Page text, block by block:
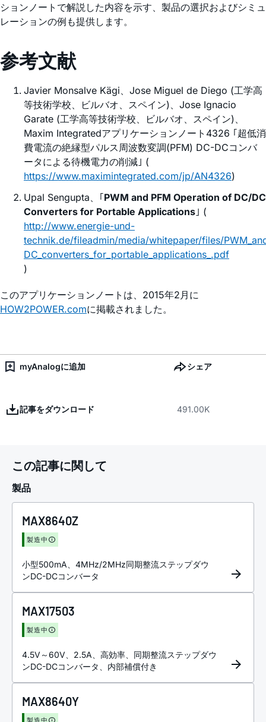
ションノートで解説した内容を示す、製品の選択およびシミュ
レーションの例も提供します。
参考文献
Javier Monsalve Kägi、Jose Miguel de Diego (工学高
等技術学校、ビルバオ、スペイン)、Jose Ignacio
Garate (工学高等技術学校、ビルバオ、スペイン)、
Maxim Integratedアプリケーションノート4326 ｢超低消
費電流の絶縁型パルス周波数変調(PFM) DC-DCコンバ
ータによる待機電力の削減｣ (
https://www.maximintegrated.com/jp/AN4326)
Upal Sengupta、｢PWM and PFM Operation of DC/DC
Converters for Portable Applications ｣ (
http://www.energie-und-
technik.de/fileadmin/media/whitepaper/files/
DC_converters_for_portable_applications_.pdf
)
このアプリケーションノートは、2015年2月に
HOW2POWER.comに掲載されました。
myAnalogに追加 シェア
記事をダウンロード 491.00K
この記事に関して
製品
MAX8640Z
製造中
小型500mA、4MHz/2MHz同期整流ステップダウ
ンDC-DCコンバータ
MAX17503
製造中
4.5V～60V、2.5A、高効率、同期整流ステップダウ
ンDC-DCコンバータ、内部補償付き
MAX8640Y
製造中